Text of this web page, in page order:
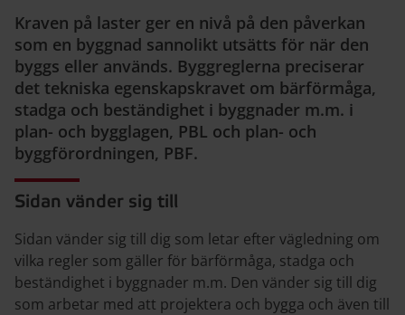
Kraven på laster ger en nivå på den påverkan
som en byggnad sannolikt utsätts för när den
byggs eller används. Byggreglerna preciserar
det tekniska egenskapskravet om bärförmåga,
stadga och beständighet i byggnader m.m. i
plan- och bygglagen, PBL och plan- och
byggförordningen, PBF.
Sidan vänder sig till
Sidan vänder sig till dig som letar efter vägledning om
vilka regler som gäller för bärförmåga, stadga och
beständighet i byggnader m.m. Den vänder sig till dig
som arbetar med att projektera och bygga och även till